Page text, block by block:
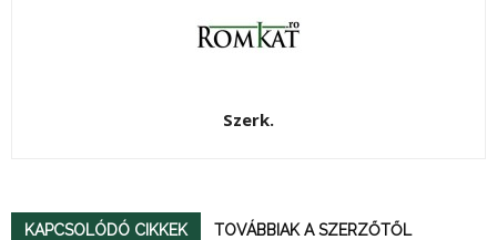
Szerk.
KAPCSOLÓDÓ CIKKEK TOVÁBBIAK A SZERZŐTŐL